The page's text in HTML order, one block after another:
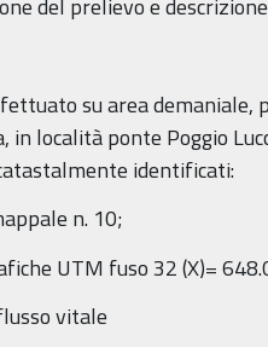
su area demaniale,
località ponte Poggio
identificati:
n. 10;
UTM fuso 32 (X)=
vitale